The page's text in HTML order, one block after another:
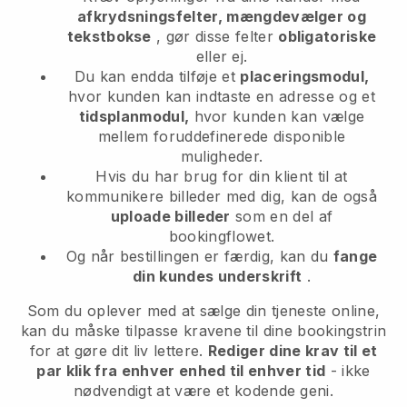
afkrydsningsfelter, mængdevælger og
tekstbokse , gør disse felter obligatoriske
eller ej.
Du kan endda tilføje et placeringsmodul,
hvor kunden kan indtaste en adresse og et
tidsplanmodul, hvor kunden kan vælge
mellem foruddefinerede disponible
muligheder.
Hvis du har brug for din klient til at
kommunikere billeder med dig, kan de også
uploade billeder som en del af
bookingflowet.
Og når bestillingen er færdig, kan du fange
din kundes underskrift .
Som du oplever med at sælge din tjeneste online,
kan du måske tilpasse kravene til dine bookingstrin
for at gøre dit liv lettere. Rediger dine krav til et
par klik fra enhver enhed til enhver tid - ikke
nødvendigt at være et kodende geni.